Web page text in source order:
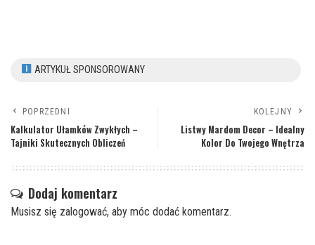
ARTYKUŁ SPONSOROWANY
POPRZEDNI
Kalkulator Ułamków Zwykłych –
Tajniki Skutecznych Obliczeń
KOLEJNY
Listwy Mardom Decor – Idealny
Kolor Do Twojego Wnętrza
Dodaj komentarz
Musisz się zalogować, aby móc dodać komentarz.